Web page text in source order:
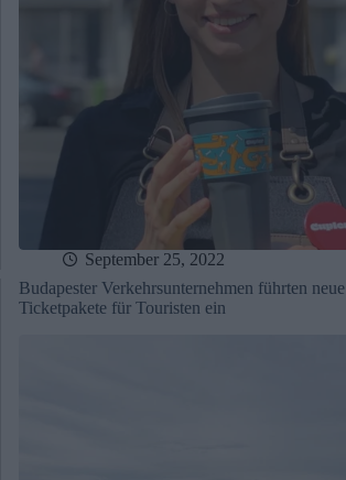
September 25, 2022
Budapester Verkehrsunternehmen führten neue
Ticketpakete für Touristen ein